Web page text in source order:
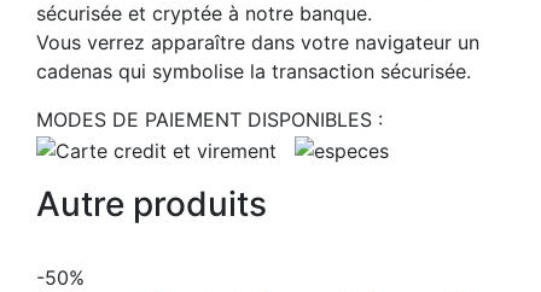
sécurisée et cryptée à notre banque.
Vous verrez apparaître dans votre navigateur un
cadenas qui symbolise la transaction sécurisée.
MODES DE PAIEMENT DISPONIBLES :
Autre produits
-50%